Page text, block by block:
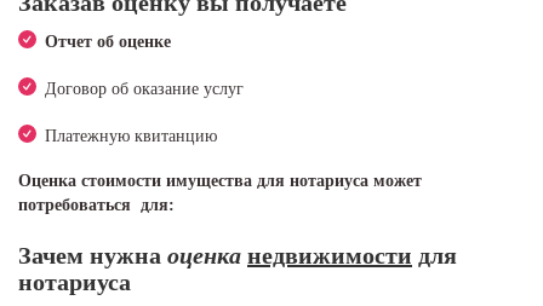
Отчет об оценке
Договор об оказание услуг
Платежную квитанцию
Оценка стоимости имущества для нотариуса может
потребоваться для:
Зачем нужна оценка недвижимости для
нотариуса